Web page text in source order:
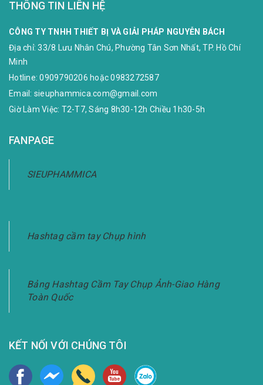
THÔNG TIN LIÊN HỆ
CÔNG TY TNHH THIẾT BỊ VÀ GIẢI PHÁP NGUYỄN BÁCH
Địa chỉ:33/8 Lưu Nhân Chú, Phường Tân Sơn Nhất, TP. Hồ Chí
Minh
Hotline:0909790206 hoặc0983272587
Email: sieuphammica.com@gmail.com
Giờ Làm Việc: T2-T7, Sáng 8h30-12h Chiều 1h30-5h
FANPAGE
SIEUPHAMMICA
Hashtag cầm tay Chụp hình
Bảng Hashtag Cầm Tay Chụp Ảnh-Giao Hàng
Toàn Quốc
KẾT NỐI VỚI CHÚNG TÔI